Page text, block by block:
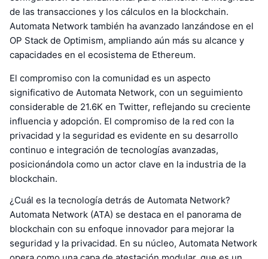
de las transacciones y los cálculos en la blockchain.
Automata Network también ha avanzado lanzándose en el
OP Stack de Optimism, ampliando aún más su alcance y
capacidades en el ecosistema de Ethereum.
El compromiso con la comunidad es un aspecto
significativo de Automata Network, con un seguimiento
considerable de 21.6K en Twitter, reflejando su creciente
influencia y adopción. El compromiso de la red con la
privacidad y la seguridad es evidente en su desarrollo
continuo e integración de tecnologías avanzadas,
posicionándola como un actor clave en la industria de la
blockchain.
¿Cuál es la tecnología detrás de Automata Network?
Automata Network (ATA) se destaca en el panorama de
blockchain con su enfoque innovador para mejorar la
seguridad y la privacidad. En su núcleo, Automata Network